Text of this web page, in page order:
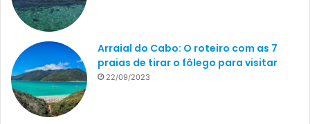
Arraial do Cabo: O roteiro com as 7
praias de tirar o fôlego para visitar
22/09/2023